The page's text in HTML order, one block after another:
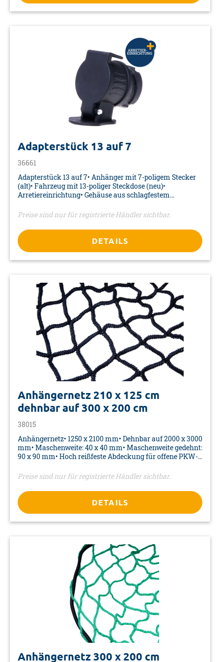
Adapterstück 13 auf 7
36661
Adapterstück 13 auf 7• Anhänger mit 7-poligem Stecker
(alt)• Fahrzeug mit 13-poliger Steckdose (neu)•
Arretiereinrichtung• Gehäuse aus schlagfestem
Nässe• Betriebsspannung 12V• Farbe: schwarz• Material:
Kunststoff• Maße: 62 x 70 x 45 mm• Verpackung: Karte
Preise sind nur für registrierte Händler sichtbar.
DETAILS
Anhängernetz 210 x 125 cm
dehnbar auf 300 x 200 cm
38015
Anhängernetz• 1250 x 2100 mm• Dehnbar auf 2000 x 3000
mm• Maschenweite: 40 x 40 mm• Maschenweite gedehnt:
90 x 90 mm• Hoch reißfeste Abdeckung für offene PKW-
Material: PP• Verpackung: PVC-Tasche mit
Preise sind nur für registrierte Händler sichtbar.
DETAILS
Anhängernetz 300 x 200 cm